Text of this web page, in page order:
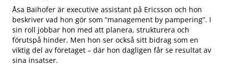
Åsa Baihofer är executive assistant på Ericsson och hon
beskriver vad hon gör som ”management by pampering”. I
sin roll jobbar hon med att planera, strukturera och
förutspå hinder. Men hon ser också sitt bidrag som en
viktig del av företaget – där hon dagligen får se resultat av
sina insatser.